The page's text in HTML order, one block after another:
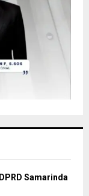
Samarinda